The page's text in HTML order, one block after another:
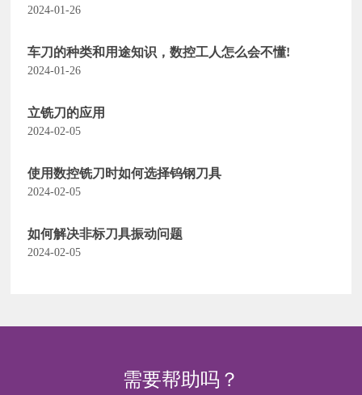
2024-01-26
车刀的种类和用途知识，数控工人怎么会不懂!
2024-01-26
立铣刀的应用
2024-02-05
使用数控铣刀时如何选择钨钢刀具
2024-02-05
如何解决非标刀具振动问题
2024-02-05
需要帮助吗？